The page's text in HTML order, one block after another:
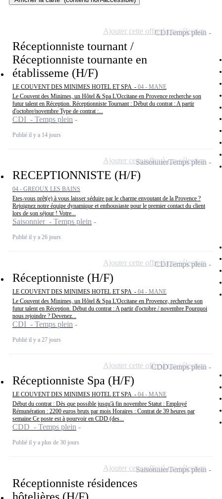
Réceptionniste tournant /
Réceptionniste tournante en
établisseme (H/F)
LE COUVENT DES MINIMES HOTEL ET SPA - 04 - MANE
Le Couvent des Minimes, un Hôtel & Spa L'Occitane en Provence recherche son
futur talent en Réception. Réceptionniste Tournant : Début du contrat : A partir
d'octobre/novembre Type de contrat :...
CDI - Temps plein
Publié il y a 14 jours
CDITemps plein
Ajouter cette offre à ma sélection
RECEPTIONNISTE (H/F)
04 - GREOUX LES BAINS
Etes-vous prêt(e) à vous laisser séduire par le charme envoutant de la Provence ?
Rejoignez notre équipe dynamique et enthousiaste pour le premier contact du client
lors de son séjour ! Votre...
Saisonnier - Temps plein
Publié il y a 26 jours
SaisonnierTemps plein
Ajouter cette offre à ma sélection
Réceptionniste (H/F)
LE COUVENT DES MINIMES HOTEL ET SPA - 04 - MANE
Le Couvent des Minimes, un Hôtel & Spa L'Occitane en Provence, recherche son
futur talent en Réception. Début du contrat : A partir d'octobre / novembre Pourquoi
nous rejoindre ? Devenez...
CDI - Temps plein
Publié il y a 27 jours
CDITemps plein
Ajouter cette offre à ma sélection
Réceptionniste Spa (H/F)
LE COUVENT DES MINIMES HOTEL ET SPA - 04 - MANE
Début du contrat : Dès que possible jusqu'à fin novembre Statut : Employé
Rémunération : 2200 euros bruts par mois Horaires : Contrat de 39 heures par
semaine Ce poste est à pourvoir en CDD (des...
CDD - Temps plein
Publié il y a plus de 30 jours
CDDTemps plein
Ajouter cette offre à ma sélection
Réceptionniste résidences
SaisonnierTemps plein
Ajouter cette offre à ma sélection